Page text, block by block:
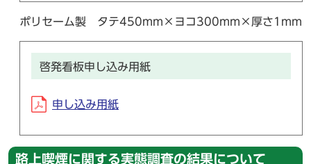
ポリセーム製 タテ450mm×ヨコ300mm×厚さ1mm
啓発看板申し込み用紙
申し込み用紙
路上喫煙に関する実態調査の結果について